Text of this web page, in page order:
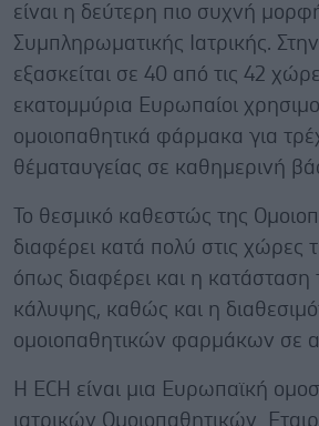
είναι η δεύτερη πιο συχνή
Συμπληρωματικής Ιατρικής.
εξασκείται σε 40 από τις 42
εκατομμύρια Ευρωπαίοι
ομοιοπαθητικά φάρμακα για
θέματαυγείας σε καθημερινή
Το θεσμικό καθεστώς της
διαφέρει κατά πολύ στις χώρες
όπως διαφέρει και η κατάσταση
κάλυψης, καθώς και η
ομοιοπαθητικών φαρμάκων σε
Η ECH είναι μια Ευρωπαϊκή
ιατρικών Ομοιοπαθητικών